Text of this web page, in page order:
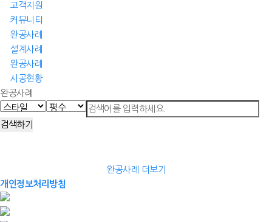
고객지원
커뮤니티
완공사례
설계사례
완공사례
시공현황
완공사례
완공사례 더보기
개인정보처리방침